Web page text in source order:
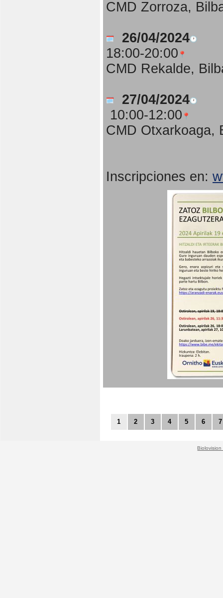
CMD Zorroza,
26/04/2024
18:00-20:00
CMD Rekalde,
27/04/2024
10:00-12:00
CMD Otxarkoaga,
Inscripciones en:
1 2 3 4 5 6 7
Biolovision